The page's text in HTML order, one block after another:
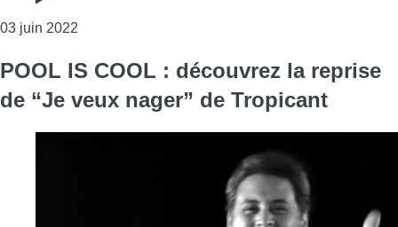
03 juin 2022
POOL IS COOL : découvrez la reprise
de “Je veux nager” de Tropicant